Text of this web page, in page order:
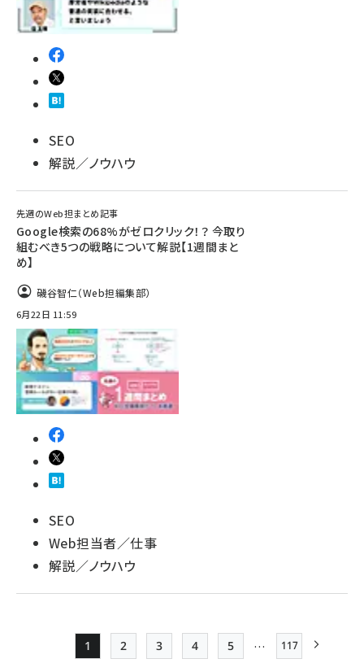
SEO
解説／ノウハウ
先週のWeb担まとめ記事
Google検索の68%がゼロクリック！？ 今取り
組むべき5つの戦略について解説【1週間まと
め】
磯谷智仁（Web担編集部）
6月22日 11:59
SEO
Web担当者／仕事
解説／ノウハウ
Page
1
Page
2
Page
3
Page
4
Page
5 … 117